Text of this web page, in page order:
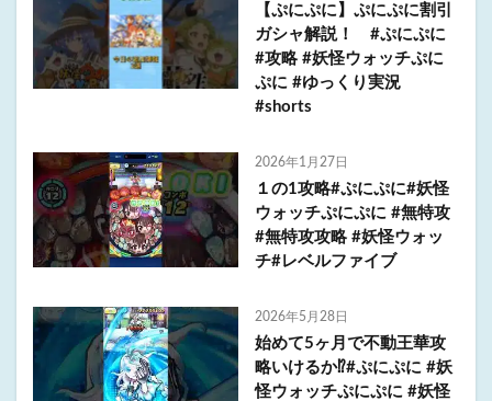
【ぷにぷに】ぷにぷに割引
ガシャ解説！ #ぷにぷに
#攻略 #妖怪ウォッチぷに
ぷに #ゆっくり実況
#shorts
2026年1月27日
１の1攻略#ぷにぷに#妖怪
ウォッチぷにぷに #無特攻
#無特攻攻略 #妖怪ウォッ
チ#レベルファイブ
2026年5月28日
始めて5ヶ月で不動王華攻
略いけるか⁉️#ぷにぷに #妖
怪ウォッチぷにぷに #妖怪